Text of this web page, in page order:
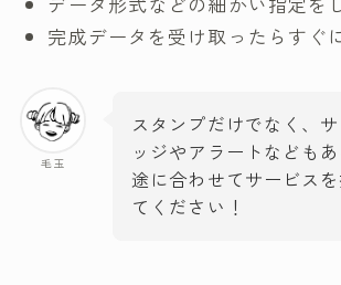
完成データを受け取ったらすぐ
毛玉
スタンプだけでなく、
ッジやアラートなども
途に合わせてサービス
てください！